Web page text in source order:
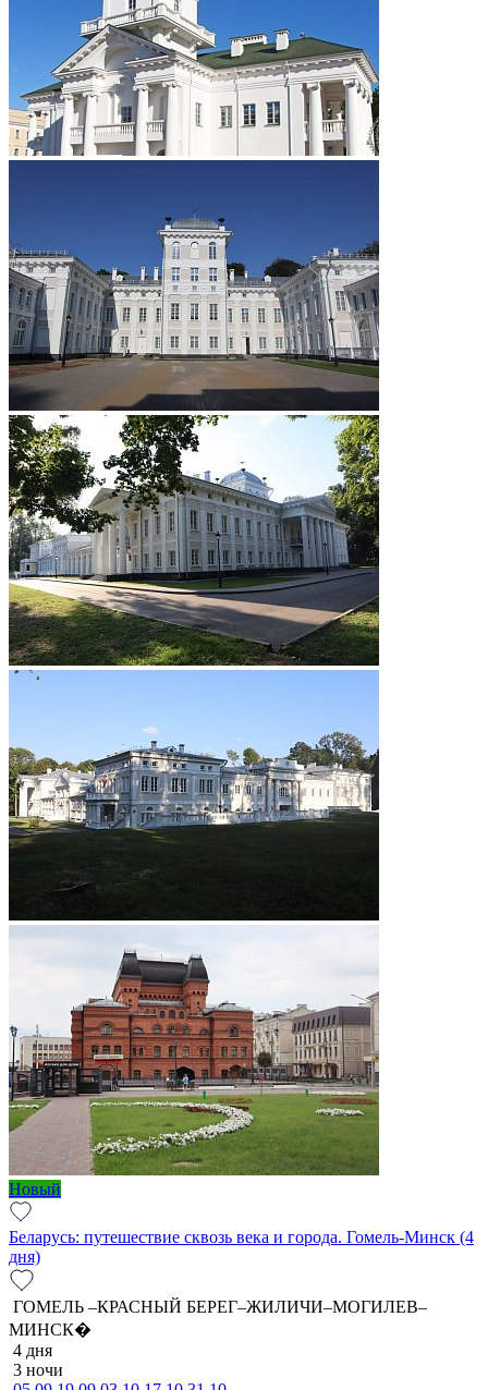
Новый
Беларусь: путешествие сквозь века и города. Гомель-Минск (4
дня)
ГОМЕЛЬ –КРАСНЫЙ БЕРЕГ–ЖИЛИЧИ–МОГИЛЕВ–
МИНСК�
4 дня
3 ночи